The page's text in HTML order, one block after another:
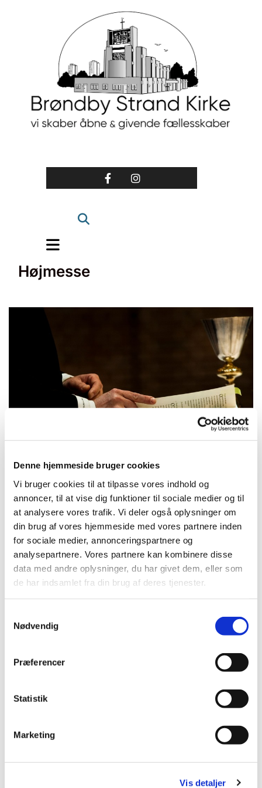
Denne hjemmeside bruger cookies
Vi bruger cookies til at tilpasse vores indhold og
annoncer, til at vise dig funktioner til sociale medier og til
at analysere vores trafik. Vi deler også oplysninger om
din brug af vores hjemmeside med vores partnere inden
for sociale medier, annonceringspartnere og
analysepartnere. Vores partnere kan kombinere disse
data med andre oplysninger, du har givet dem, eller som
de har indsamlet fra din brug af deres tjenester.
Nødvendig
Præferencer
Statistik
Marketing
Vis detaljer
Højmesse
© null
Søndag 8. august 2027, kl. 10:30 -
11:30
Brøndby Strand Kirke, Brøndby
Strand Centrum 90, 2660 Brøndby
Strand